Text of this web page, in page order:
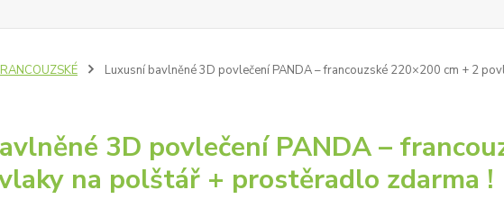
Luxusní bavlněné 3D povlečení PANDA – francouzské 220×200 cm + 2
3D povlečení PANDA –
na polštář + prostěradlo zdarma !